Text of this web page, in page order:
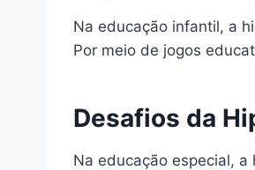
Na educação infantil, a
Por meio de jogos
Desafios da
Na educação especial,